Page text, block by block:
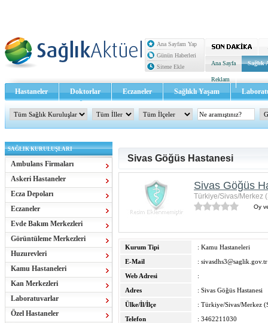
Ana Sayfam Yap
Günün Haberleri
Sitene Ekle
Ana Sayfa Sağlık
Reklam
Hastaneler Doktorlar Eczaneler Sağlıklı Yaşam
Sağlık TV - Video İletişim
SAĞLIK KURULUŞLARI
Ambulans Firmaları
Askeri Hastaneler
Ecza Depoları
Eczaneler
Evde Bakım Merkezleri
Görüntüleme Merkezleri
Huzurevleri
Kamu Hastaneleri
Kan Merkezleri
Laboratuvarlar
Özel Hastaneler
Sivas Göğüs Hastanesi
Sivas Göğüs
Türkiye/Sivas/Merkez
Oy
Kurum Tipi
: Kamu Hastaneleri
E-Mail
: sivasdhs3@saglik.gov.tr
Web Adresi
:
Adres
: Sivas Göğüs Hastanesi
Ülke/İl/İlçe
: Türkiye/Sivas/Merkez
Telefon
: 3462211030